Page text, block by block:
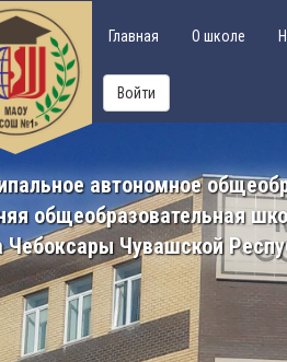
Главная О школе
Войти
автономное
общеобразовательная
Чебоксары Чувашской